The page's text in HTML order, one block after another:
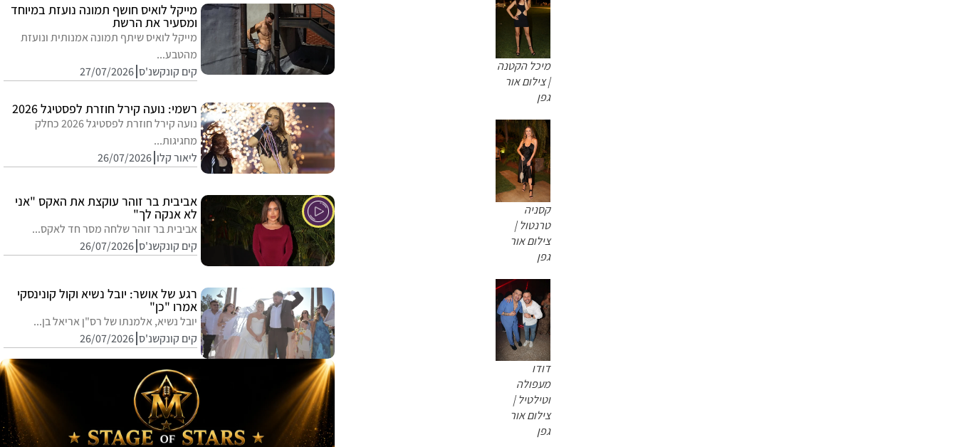
מיכל הקטנה
| צילום אור
גפן
קסניה
טרנטול |
צילום אור
גפן
דודו
מעפולה
וטילטיל |
צילום אור
גפן
מייקל לואיס חושף תמונה נועזת במיוחד
ומסעיר את הרשת
מייקל לואיס שיתף תמונה אמנותית ונועזת
מהטבע...
קים קונקשנ'ס 27/07/2026
רשמי: נועה קירל חוזרת לפסטיגל 2026
נועה קירל חוזרת לפסטיגל 2026 כחלק
מחגיגות...
ליאור קלו 26/07/2026
אביבית בר זוהר עוקצת את האקס "אני
לא אנקה לך"
אביבית בר זוהר שלחה מסר חד לאקס...
קים קונקשנ'ס 26/07/2026
רגע של אושר: יובל נשיא וקול קונינסקי
אמרו "כן"
יובל נשיא, אלמנתו של רס"ן אריאל בן...
קים קונקשנ'ס 26/07/2026